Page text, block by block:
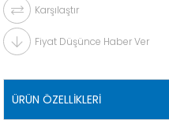
Karşılaştır
Fiyat Düşünce Haber Ver
ÜRÜN ÖZELLIKLERI